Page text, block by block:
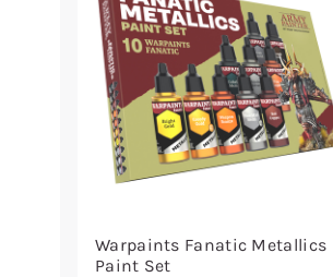
Warpaints Fanatic Metallics
Paint Set